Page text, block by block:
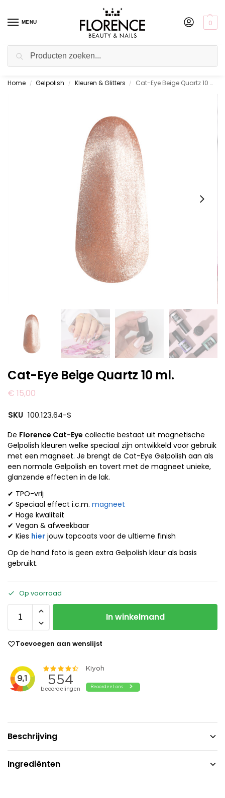
MENU 0
Gratis ophalen in de showroom
Home / Gelpolish / Kleuren & Glitters / Cat-Eye Beige Quartz 10 ml.
Cat-Eye Beige Quartz 10 ml.
€ 15,00
SKU 100.123.64-S
De Florence Cat-Eye collectie bestaat uit magnetische
Gelpolish kleuren welke speciaal zijn ontwikkeld voor gebruik
met een magneet. Je brengt de Cat-Eye Gelpolish aan als
een normale Gelpolish en tovert met de magneet unieke,
glanzende effecten in de lak.
✔ TPO-vrij
✔ Speciaal effect i.c.m. magneet
✔ Hoge kwaliteit
✔ Vegan & afweekbaar
✔ Kies hier jouw topcoats voor de ultieme finish
Op de hand foto is geen extra Gelpolish kleur als basis
gebruikt.
Op voorraad
In winkelmand
Toevoegen aan wenslijst
Beschrijving
Ingrediënten